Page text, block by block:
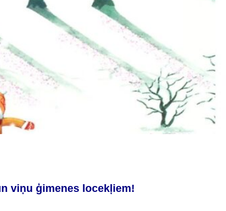
viņu ģimenes locekļiem!